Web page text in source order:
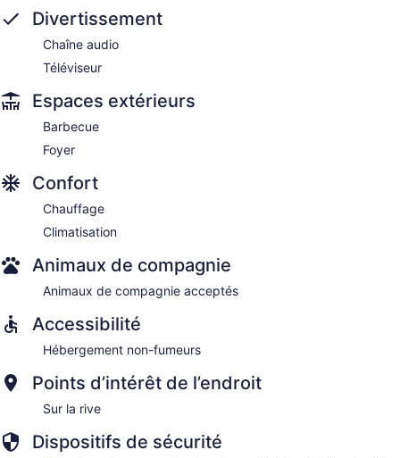
Divertissement
Chaîne audio
Téléviseur
Espaces extérieurs
Barbecue
Foyer
Confort
Chauffage
Climatisation
Animaux de compagnie
Animaux de compagnie acceptés
Accessibilité
Hébergement non-fumeurs
Points d’intérêt de l’endroit
Sur la rive
Dispositifs de sécurité